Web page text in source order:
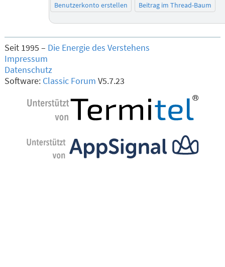
Benutzerkonto erstellen
Beitrag im Thread-Baum
Seit 1995 – Die Energie des Verstehens
Impressum
Datenschutz
Software: Classic Forum V5.7.23